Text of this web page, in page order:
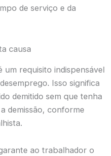
de serviço e da
causa
um requisito indispensável
Isso significa
demitido sem que tenha
demissão, conforme
ao trabalhador o